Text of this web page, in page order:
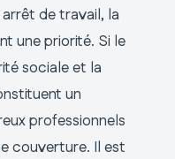
arrêt de travail, la
une priorité. Si le
sociale et la
un
professionnels
couverture. Il est